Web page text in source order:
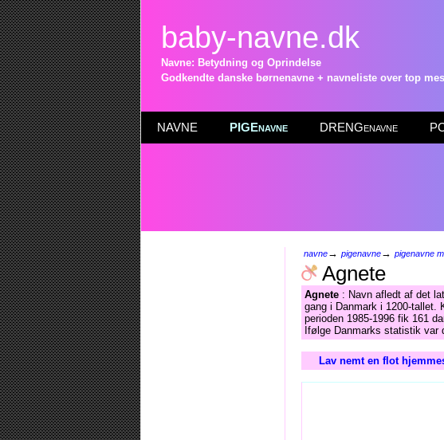
baby-navne.dk
Navne: Betydning og Oprindelse
Godkendte danske børnenavne + navneliste over top
NAVNE PIGEnavne DRENGenavne
navne→ pigenavne→ pigenavne
Agnete
Agnete : Navn afledt af det
gang i Danmark i 1200-tallet.
perioden 1985-1996 fik 161
Ifølge Danmarks statistik var
Lav nemt en flot